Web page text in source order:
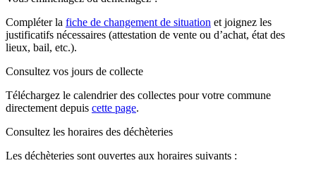
Compléter la fiche de changement de situation et joignez les
justificatifs nécessaires (attestation de vente ou d’achat, état des
lieux, bail, etc.).
Consultez vos jours de collecte
Téléchargez le calendrier des collectes pour votre commune
directement depuis cette page.
Consultez les horaires des déchèteries
Les déchèteries sont ouvertes aux horaires suivants :